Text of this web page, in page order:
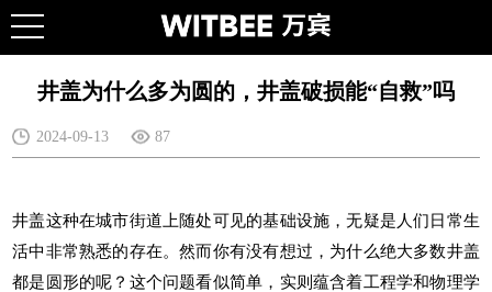
井盖为什么多为圆的，井盖破损能“自救”吗
2024-09-13 87
井盖这种在城市街道上随处可见的基础设施，无疑是人们日常生
活中非常熟悉的存在。然而你有没有想过，为什么绝大多数井盖
都是圆形的呢？这个问题看似简单，实则蕴含着工程学和物理学